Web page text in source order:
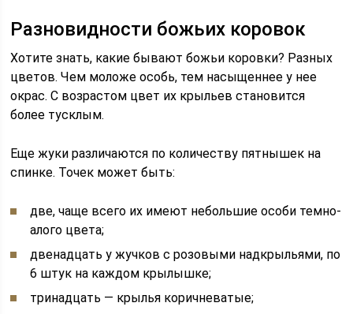
Разновидности божьих коровок
Хотите знать, какие бывают божьи коровки? Разных
цветов. Чем моложе особь, тем насыщеннее у нее
окрас. С возрастом цвет их крыльев становится
более тусклым.
Еще жуки различаются по количеству пятнышек на
спинке. Точек может быть:
две, чаще всего их имеют небольшие особи темно-
алого цвета;
двенадцать у жучков с розовыми надкрыльями, по
6 штук на каждом крылышке;
тринадцать — крылья коричневатые;